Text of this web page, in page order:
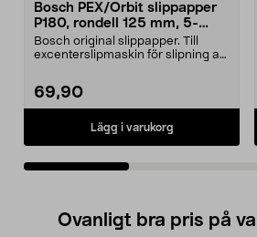
Bosch PEX/Orbit slippapper
P180, rondell 125 mm, 5-
pack
Bosch original slippapper. Till
excenterslipmaskin för slipning av
69,90
Lägg i varukorg
Ovanligt bra pris på